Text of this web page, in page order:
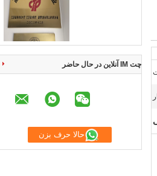
چت IM آنلاین در حال حاضر
حالا حرف بزن